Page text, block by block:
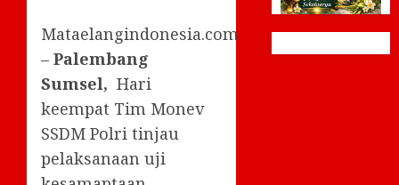
Mataelangindonesia.com
– Palembang
Sumsel, Hari
keempat Tim Monev
SSDM Polri tinjau
pelaksanaan uji